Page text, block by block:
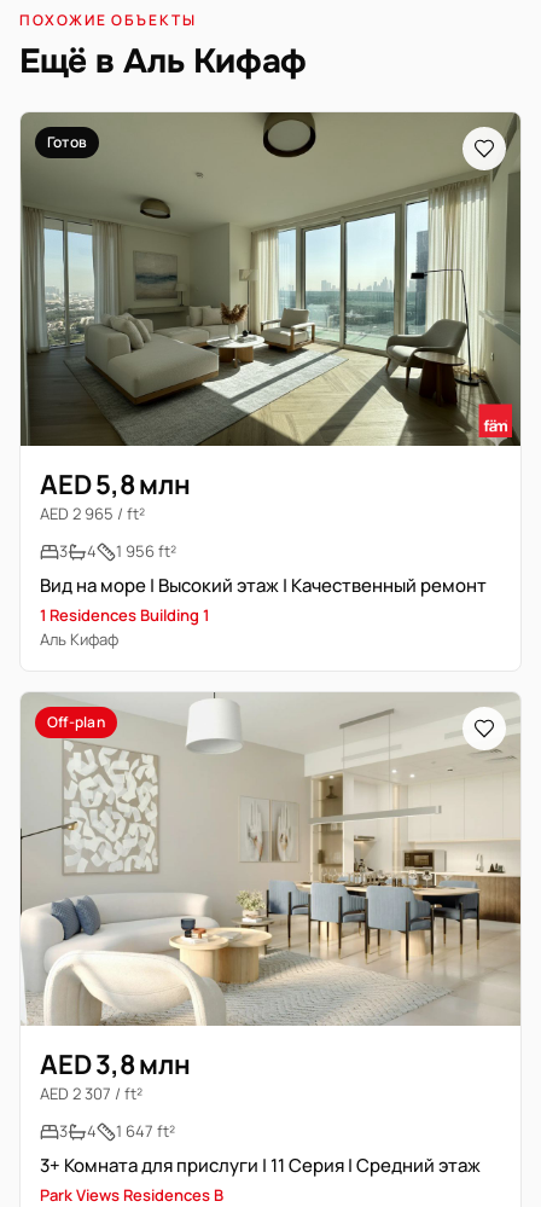
ПОХОЖИЕ ОБЪЕКТЫ
Ещё в Аль Кифаф
Готов
AED 5,8 млн
AED 2 965 / ft²
3
4 1 956 ft²
Вид на море | Высокий этаж | Качественный ремонт
1 Residences Building 1
Аль Кифаф
Off-plan
AED 3,8 млн
AED 2 307 / ft²
3
4 1 647 ft²
3+ Комната для прислуги | 11 Серия | Средний этаж
Park Views Residences B